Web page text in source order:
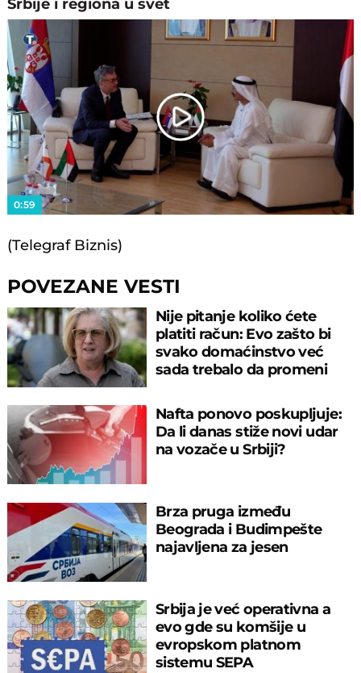
Srbije i regiona u svet
Play
Video
0:59
(Telegraf Biznis)
POVEZANE VESTI
Nije pitanje koliko ćete
platiti račun: Evo zašto bi
svako domaćinstvo već
sada trebalo da promeni
Nafta ponovo poskupljuje:
Da li danas stiže novi udar
na vozače u Srbiji?
Brza pruga između
Beograda i Budimpešte
najavljena za jesen
Srbija je već operativna a
evo gde su komšije u
evropskom platnom
sistemu SEPA